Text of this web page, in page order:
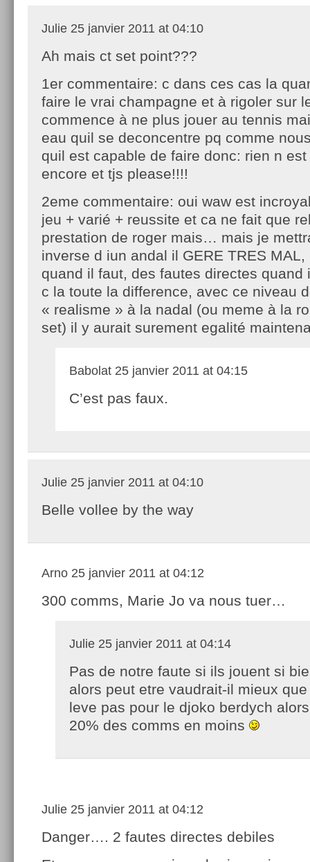
Julie 25 janvier 2011 at 04:10
Ah mais ct set point???
1er commentaire: c dans ces cas la
faire le vrai champagne et à rigoler sur
commence à ne plus jouer au tennis
eau quil se deconcentre pq comme
quil est capable de faire donc: rien n
encore et tjs please!!!!
2eme commentaire: oui waw est
jeu + varié + reussite et ca ne fait que
prestation de roger mais… mais je
inverse d iun andal il GERE TRES
quand il faut, des fautes directes
c la toute la difference, avec ce niveau
« realisme » à la nadal (ou meme à la
set) il y aurait surement egalité
Babolat 25 janvier 2011 at 04:15
C’est pas faux.
Julie 25 janvier 2011 at 04:10
Belle vollee by the way
Arno 25 janvier 2011 at 04:12
300 comms, Marie Jo va nous tuer…
Julie 25 janvier 2011 at 04:14
Pas de notre faute si ils jouent si
alors peut etre vaudrait-il mieux
leve pas pour le djoko berdych
20% des comms en moins
Julie 25 janvier 2011 at 04:12
Danger…. 2 fautes directes debiles